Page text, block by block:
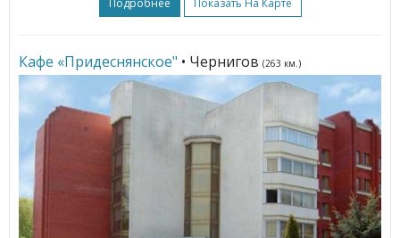
Кафе «Придеснянское" • Чернигов (263 км.)